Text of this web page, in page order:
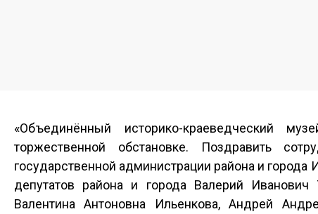
«Объединённый историко-краеведческий
торжественной обстановке. Поздравить
государственной администрации района и
депутатов района и города Валерий Иванович
Валентина Антоновна Ильенкова, Андрей